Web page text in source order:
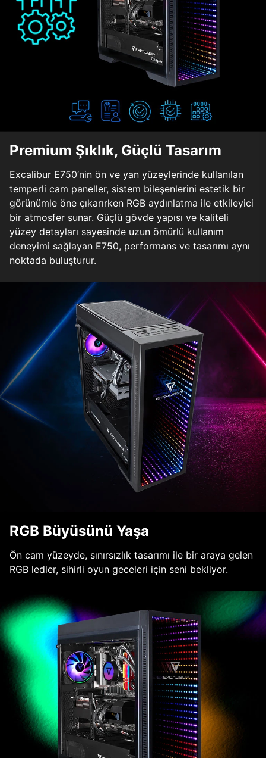
Premium Şıklık, Güçlü Tasarım
Excalibur E750’nin ön ve yan yüzeylerinde kullanılan
temperli cam paneller, sistem bileşenlerini estetik bir
görünümle öne çıkarırken RGB aydınlatma ile etkileyici
bir atmosfer sunar. Güçlü gövde yapısı ve kaliteli
yüzey detayları sayesinde uzun ömürlü kullanım
deneyimi sağlayan E750, performans ve tasarımı aynı
noktada buluşturur.
RGB Büyüsünü Yaşa
Ön cam yüzeyde, sınırsızlık tasarımı ile bir araya gelen
RGB ledler, sihirli oyun geceleri için seni bekliyor.